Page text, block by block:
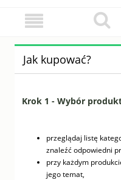
Jak kupować?
Krok 1 - Wybór
przeglądaj listę
znaleźć odpowiedni
przy każdym
jego temat,